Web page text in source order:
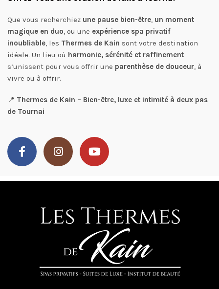
Que vous recherchiez une pause bien-être, un moment
magique en duo, ou une expérience spa privatif
inoubliable, les Thermes de Kain sont votre destination
idéale. Un lieu où harmonie, sérénité et raffinement
s’unissent pour vous offrir une parenthèse de douceur, à
vivre ou à offrir.
📍 Thermes de Kain – Bien-être, luxe et intimité à deux pas
de Tournai